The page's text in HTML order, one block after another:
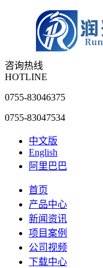
咨询热线
HOTLINE
0755-83046375
0755-83047534
中文版
English
阿里巴巴
首页
产品中心
新闻资讯
项目案例
公司视频
下载中心